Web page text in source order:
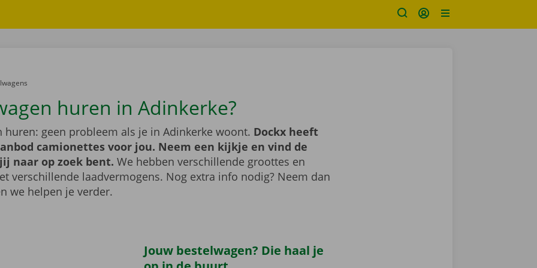
huren in Adinkerke?
huren: geen probleem als je in Adinkerke woont. Dockx heeft
camionettes voor jou. Neem een kijkje en vind de
naar op zoek bent. We hebben verschillende groottes en
verschillende laadvermogens. Nog extra info nodig? Neem dan
we helpen je verder.
Jouw bestelwagen? Die haal je